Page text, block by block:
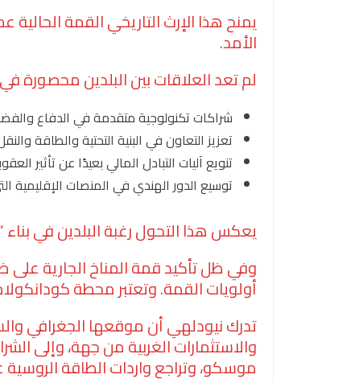
يمنح هذا الإرث التاريخي القمة
الأمد.
لم تعد العلاقات بين البلدين محصورة
شراكات تكنولوجية متقدمة في الدفاع
تعزيز التعاون في البنية التحتية والطاقة
تنويع آليات التبادل المالي بعيدًا عن تأثير
توسيع الدور الهندي في المنصات
يعكس هذا التحول رغبة البلدين في
وفي ظل تأكيد قمة المناخ الجارية على
أولويات القمة. وتعتبر محطة
تدرك نيودلهي أن موقعها الجغرافي
والاستثمارات الغربية من جهة، وإلى
موسكو، وتراجع واردات الطاقة